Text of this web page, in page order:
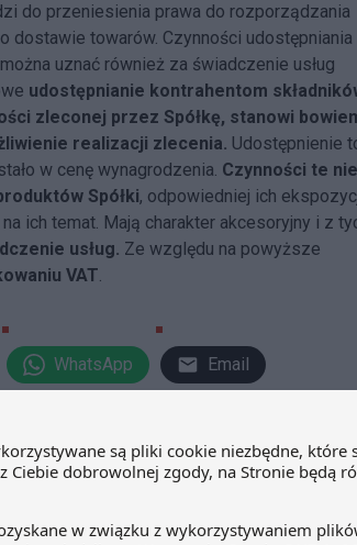
do przeniesienia prawa do rozporządzania
dostawie towarów. Czynności udostępniania
uznać również za świadczenie usług
udostępnianie kontrahentom
zleconej przez Spółkę, stanowi
realizacji zlecenia. Udostępnienie
w cenę wynagrodzenia. Czynności te nie
Spółki, odpowiedniej ich
ich temat. Mają charakter akcesoryjny i z
usług. Ze względu na powyższe
VAT.
WhatsApp Email